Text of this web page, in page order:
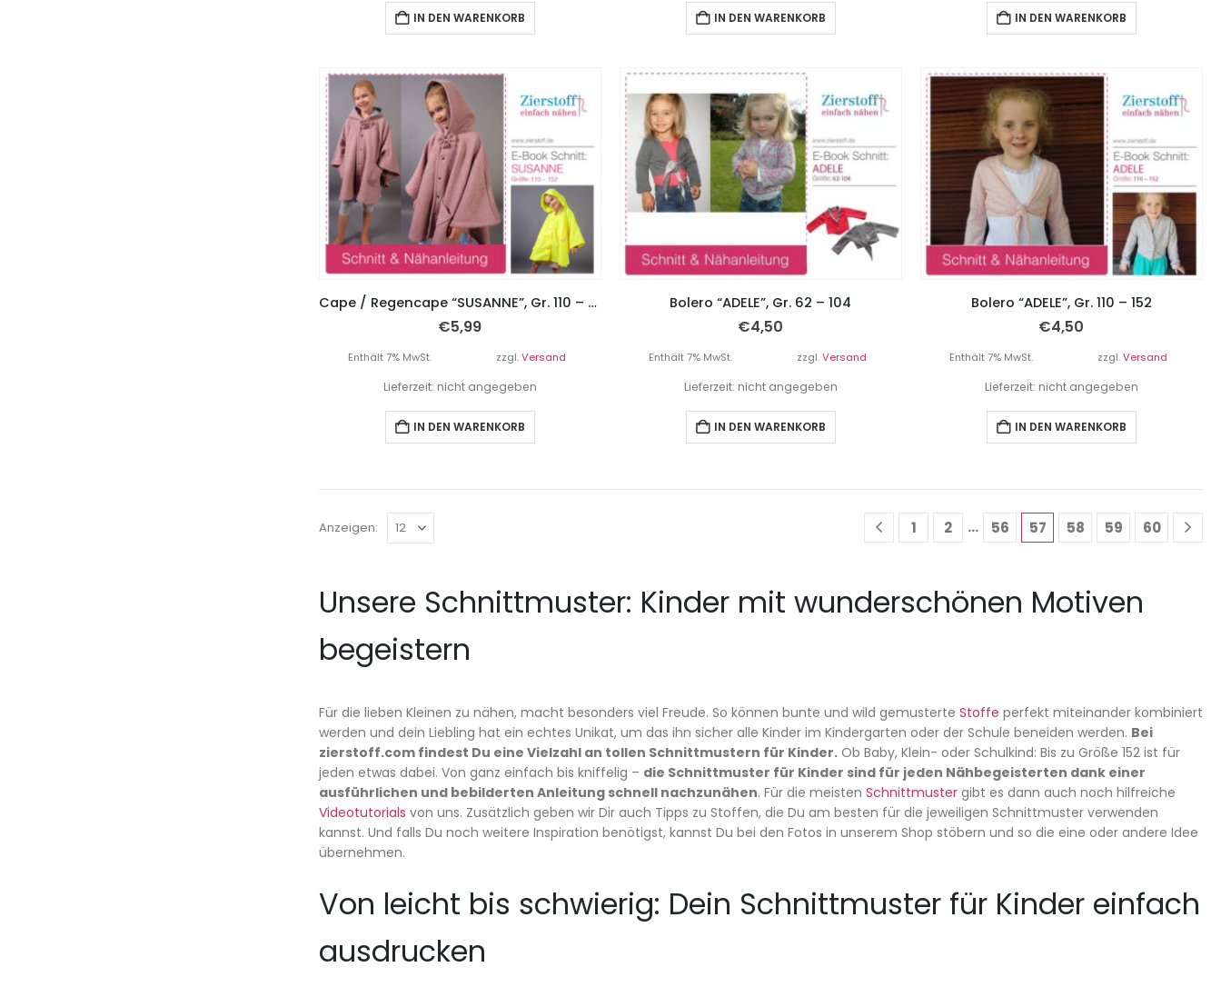
IN DEN WARENKORB IN DEN WARENKORB IN DEN WARENKORB
Cape / Regencape “SUSANNE”, Gr. 110 – 152
€5,99
Enthält 7% MwSt. zzgl.Versand
Lieferzeit: nicht angegeben
IN DEN WARENKORB
Bolero “ADELE”, Gr. 62 – 104
€4,50
Enthält 7% MwSt. zzgl.Versand
Lieferzeit: nicht angegeben
IN DEN WARENKORB
Bolero “ADELE”, Gr. 110 – 152
€4,50
Enthält 7% MwSt. zzgl.Versand
Lieferzeit: nicht angegeben
IN DEN WARENKORB
Anzeigen: 1 2 … 56 57 58 59 60
Unsere Schnittmuster: Kinder mit wunderschönen Motiven
begeistern
Für die lieben Kleinen zu nähen, macht besonders viel Freude. So können bunte und wild gemusterte Stoffe perfekt miteinander kombiniert
werden und dein Liebling hat ein echtes Unikat, um das ihn sicher alle Kinder im Kindergarten oder der Schule beneiden werden. Bei
zierstoff.com findest Du eine Vielzahl an tollen Schnittmustern für Kinder. Ob Baby, Klein- oder Schulkind: Bis zu Größe 152 ist für
jeden etwas dabei. Von ganz einfach bis kniffelig – die Schnittmuster für Kinder sind für jeden Nähbegeisterten dank einer
ausführlichen und bebilderten Anleitung schnell nachzunähen. Für die meisten Schnittmuster gibt es dann auch noch hilfreiche
Videotutorials von uns. Zusätzlich geben wir Dir auch Tipps zu Stoffen, die Du am besten für die jeweiligen Schnittmuster verwenden
kannst. Und falls Du noch weitere Inspiration benötigst, kannst Du bei den Fotos in unserem Shop stöbern und so die eine oder andere Idee
übernehmen.
Von leicht bis schwierig: Dein Schnittmuster für Kinder einfach
ausdrucken